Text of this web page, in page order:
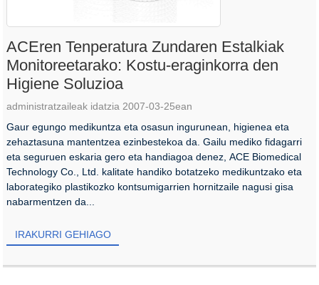
ACEren Tenperatura Zundaren Estalkiak
Monitoreetarako: Kostu-eraginkorra den
Higiene Soluzioa
administratzaileak idatzia 2007-03-25ean
Gaur egungo medikuntza eta osasun ingurunean, higienea eta
zehaztasuna mantentzea ezinbestekoa da. Gailu mediko fidagarri
eta seguruen eskaria gero eta handiagoa denez, ACE Biomedical
Technology Co., Ltd. kalitate handiko botatzeko medikuntzako eta
laborategiko plastikozko kontsumigarrien hornitzaile nagusi gisa
nabarmentzen da...
IRAKURRI GEHIAGO